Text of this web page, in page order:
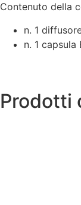
Contenuto della
n. 1
n. 1 capsula
Prodotti